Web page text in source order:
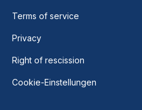
Terms of service
Privacy
Right of rescission
Cookie-Einstellungen